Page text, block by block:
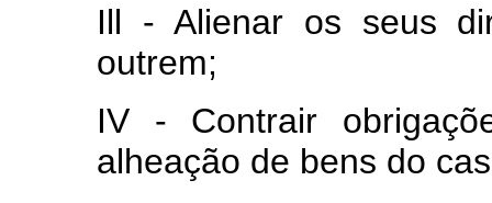
Ill - Alienar os seus
outrem;
IV - Contrair
alheação de bens do